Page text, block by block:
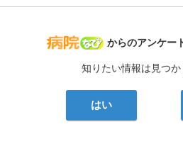
病院なび
からのアンケー
知りたい情報は見つ
はい